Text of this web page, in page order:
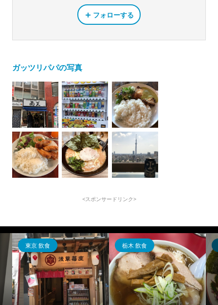
フォローする
ガッツリパパの写真
<スポンサードリンク>
東京 飲食 栃木 飲食